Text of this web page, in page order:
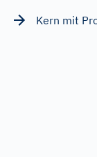
Kern mit